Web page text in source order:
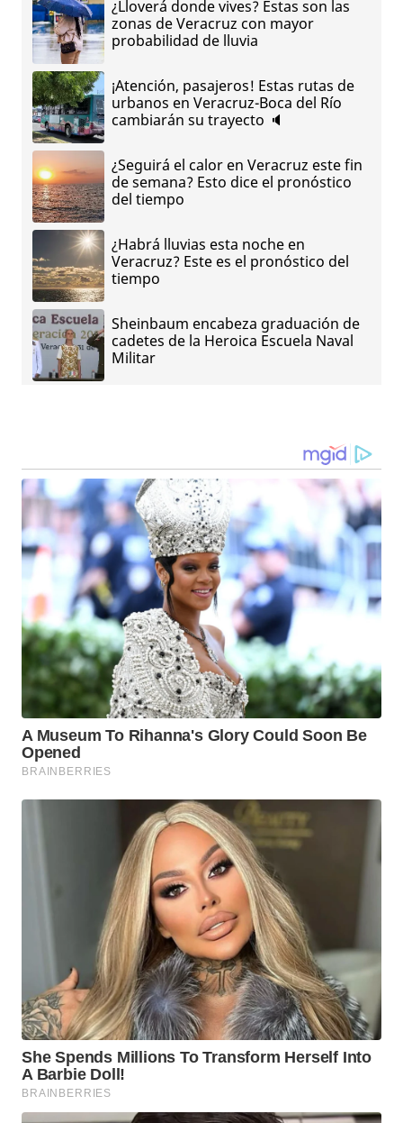
¿Lloverá donde vives? Estas son las
zonas de Veracruz con mayor
probabilidad de lluvia
¡Atención, pasajeros! Estas rutas de
urbanos en Veracruz-Boca del Río
cambiarán su trayecto 🔈
¿Seguirá el calor en Veracruz este fin
de semana? Esto dice el pronóstico
del tiempo
¿Habrá lluvias esta noche en
Veracruz? Este es el pronóstico del
tiempo
Sheinbaum encabeza graduación de
cadetes de la Heroica Escuela Naval
Militar